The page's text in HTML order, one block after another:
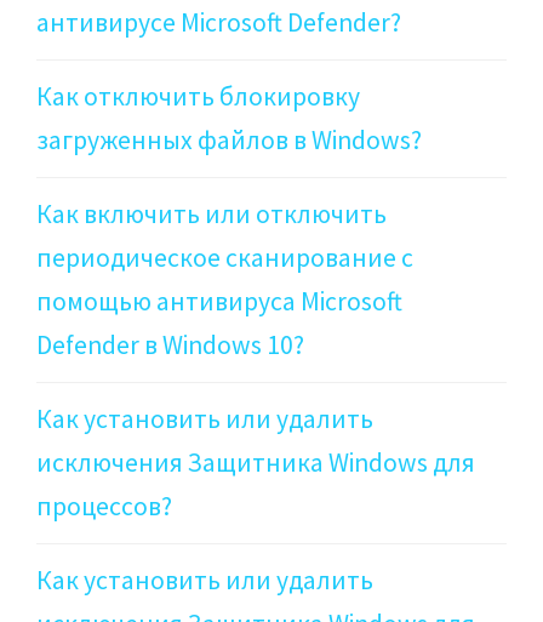
антивирусе Microsoft Defender?
Как отключить блокировку
загруженных файлов в Windows?
Как включить или отключить
периодическое сканирование с
помощью антивируса Microsoft
Defender в Windows 10?
Как установить или удалить
исключения Защитника Windows для
процессов?
Как установить или удалить